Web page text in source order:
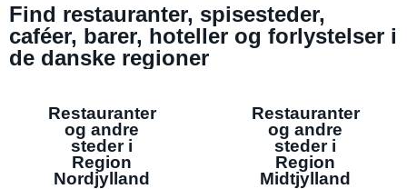
Find restauranter, spisesteder,
caféer, barer, hoteller og forlystelser i
de danske regioner
Restauranter
og andre
steder i
Region
Nordjylland
Restauranter
og andre
steder i
Region
Midtjylland